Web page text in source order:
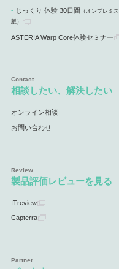
じっくり 体験 30日間 （オンプレミス
版）
ASTERIA Warp Core体験セミナー
相談したい、解決したい
オンライン相談
お問い合わせ
製品評価レビューを見る
ITreview
Capterra